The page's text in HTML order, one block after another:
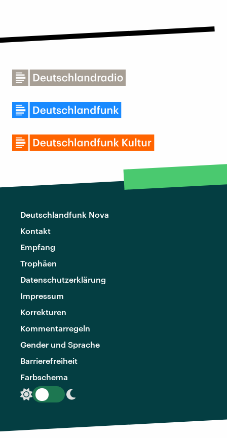
Deutschlandfunk Nova
Kontakt
Empfang
Trophäen
Datenschutzerklärung
Impressum
Korrekturen
Kommentarregeln
Gender und Sprache
Barrierefreiheit
Farbschema